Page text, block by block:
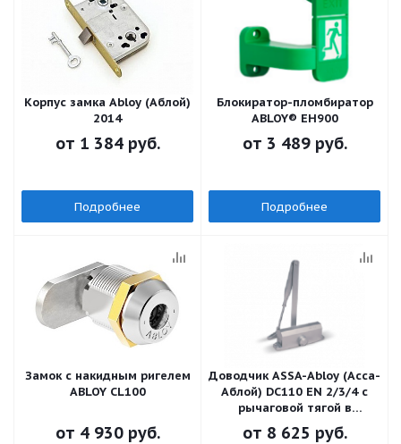
Корпус замка Abloy (Аблой)
2014
от 1 384 руб.
Подробнее
Блокиратор-пломбиратор
ABLOY® EH900
от 3 489 руб.
Подробнее
Замок с накидным ригелем
ABLOY CL100
от 4 930 руб.
Доводчик ASSA-Abloy (Асса-
Аблой) DC110 EN 2/3/4 с
рычаговой тягой в
комплекте
от 8 625 руб.